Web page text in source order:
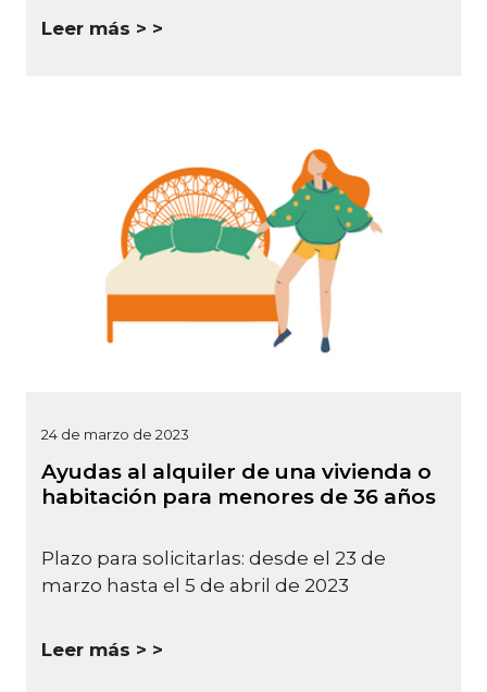
Leer más >
24 de marzo de 2023
Ayudas al alquiler de una vivienda o
habitación para menores de 36 años
Plazo para solicitarlas: desde el 23 de
marzo hasta el 5 de abril de 2023
Leer más >